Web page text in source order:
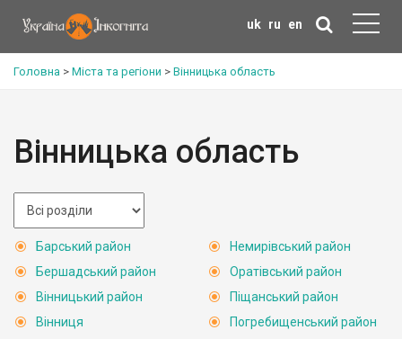
uk ru en
Головна > Міста та регіони > Вінницька область
Вінницька область
Барський район
Бершадський район
Вінницький район
Вінниця
Немирівський район
Оратівський район
Піщанський район
Погребищенський район